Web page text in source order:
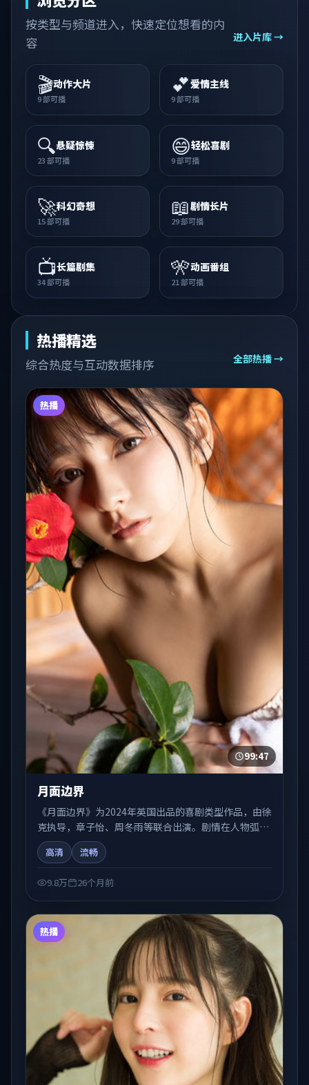
按类型与频道进入，快速定位想看的内
容
进入片库 →
🎬动作大片
9部可播
💕爱情主线
9部可播
🔍悬疑惊悚
23部可播
😄轻松喜剧
9部可播
🚀科幻奇想
15部可播
📖剧情长片
29部可播
📺长篇剧集
34部可播
🎌动画番组
21 部可播
热播精选
综合热度与互动数据排序 全部热播 →
热播
99:47
月面边界
《月面边界》为2024年英国出品的喜剧类型作品，由徐
克执导，章子怡、周冬雨等联合出演。剧情在人物弧光
与节奏推进中展开，兼具叙事张力与视听质感。可与站
内国产剧、电影、综艺片单交叉检索，便于「国产在线
高清 流畅
9.8万 26个月前
热播